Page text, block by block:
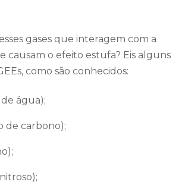
gases que interagem com a
causam o efeito estufa? Eis alguns
como são conhecidos:
água);
de carbono);